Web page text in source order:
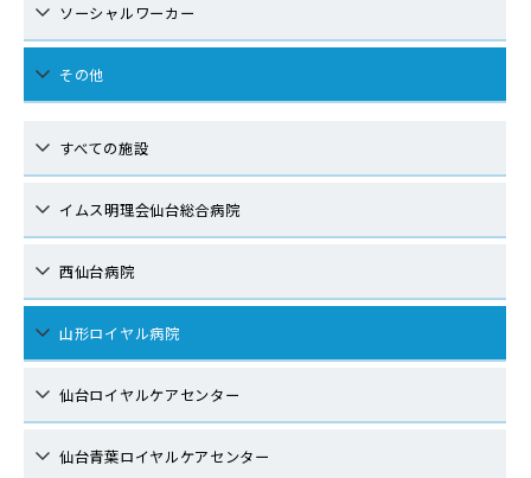
ソーシャルワーカー
その他
すべての施設
イムス明理会仙台総合病院
西仙台病院
山形ロイヤル病院
仙台ロイヤルケアセンター
仙台青葉ロイヤルケアセンター